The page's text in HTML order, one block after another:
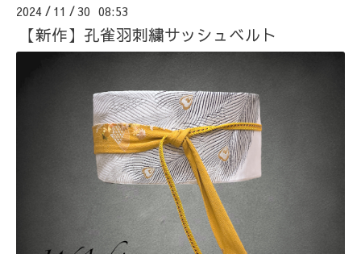
2024 / 11 /30 08:53
【新作】孔雀羽刺繍サッシュベルト